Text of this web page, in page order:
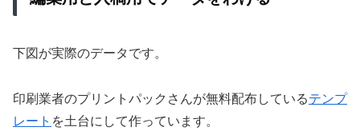
下図が実際のデータです。
印刷業者のプリントパックさんが無料配布しているテンプ
レート を土台にして作っています。